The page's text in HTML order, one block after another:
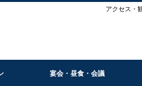
アクセス・
宴会・昼食・会議